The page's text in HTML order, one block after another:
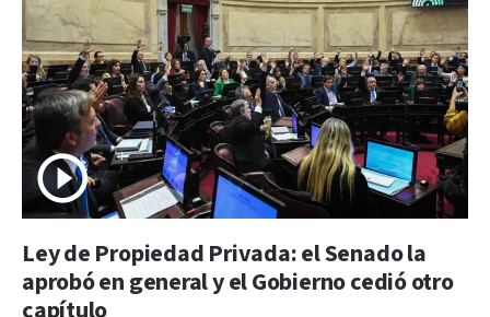
Ley de Propiedad Privada: el Senado la
aprobó en general y el Gobierno cedió otro